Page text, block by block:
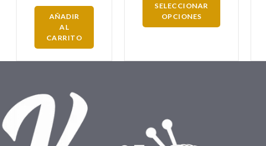
AÑADIR
AL
CARRITO
SELECCIONAR
OPCIONES